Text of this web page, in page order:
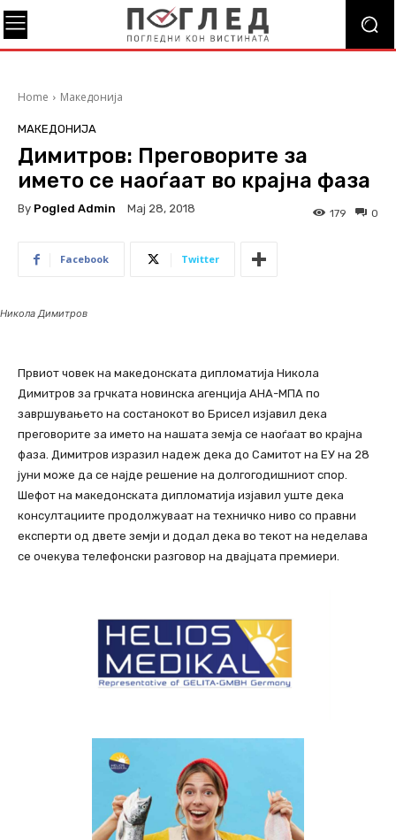
Home Македонија
МАКЕДОНИЈА
Димитров: Преговорите за
името се наоѓаат во крајна фаза
By Pogled Admin Мај 28, 2018 0
179
Facebook Twitter
Никола Димитров
Првиот човек на македонската дипломатија Никола
Димитров за грчката новинска агенција АНА-МПА по
завршувањето на состанокот во Брисел изјавил дека
преговорите за името на нашата земја се наоѓаат во крајна
фаза. Димитров изразил надеж дека до Самитот на ЕУ на 28
јуни може да се најде решение на долгогодишниот спор.
Шефот на македонската дипломатија изјавил уште дека
консултациите продолжуваат на техничко ниво со правни
експерти од двете земји и додал дека во текот на неделава
се очекува телефонски разговор на двајцата премиери.